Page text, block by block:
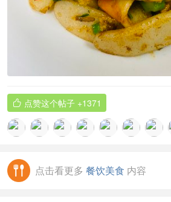
 点赞这个帖子 +1371
点击看更多 餐饮美食 内容